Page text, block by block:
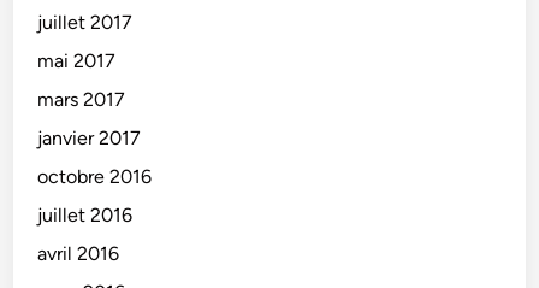
juillet 2017
mai 2017
mars 2017
janvier 2017
octobre 2016
juillet 2016
avril 2016